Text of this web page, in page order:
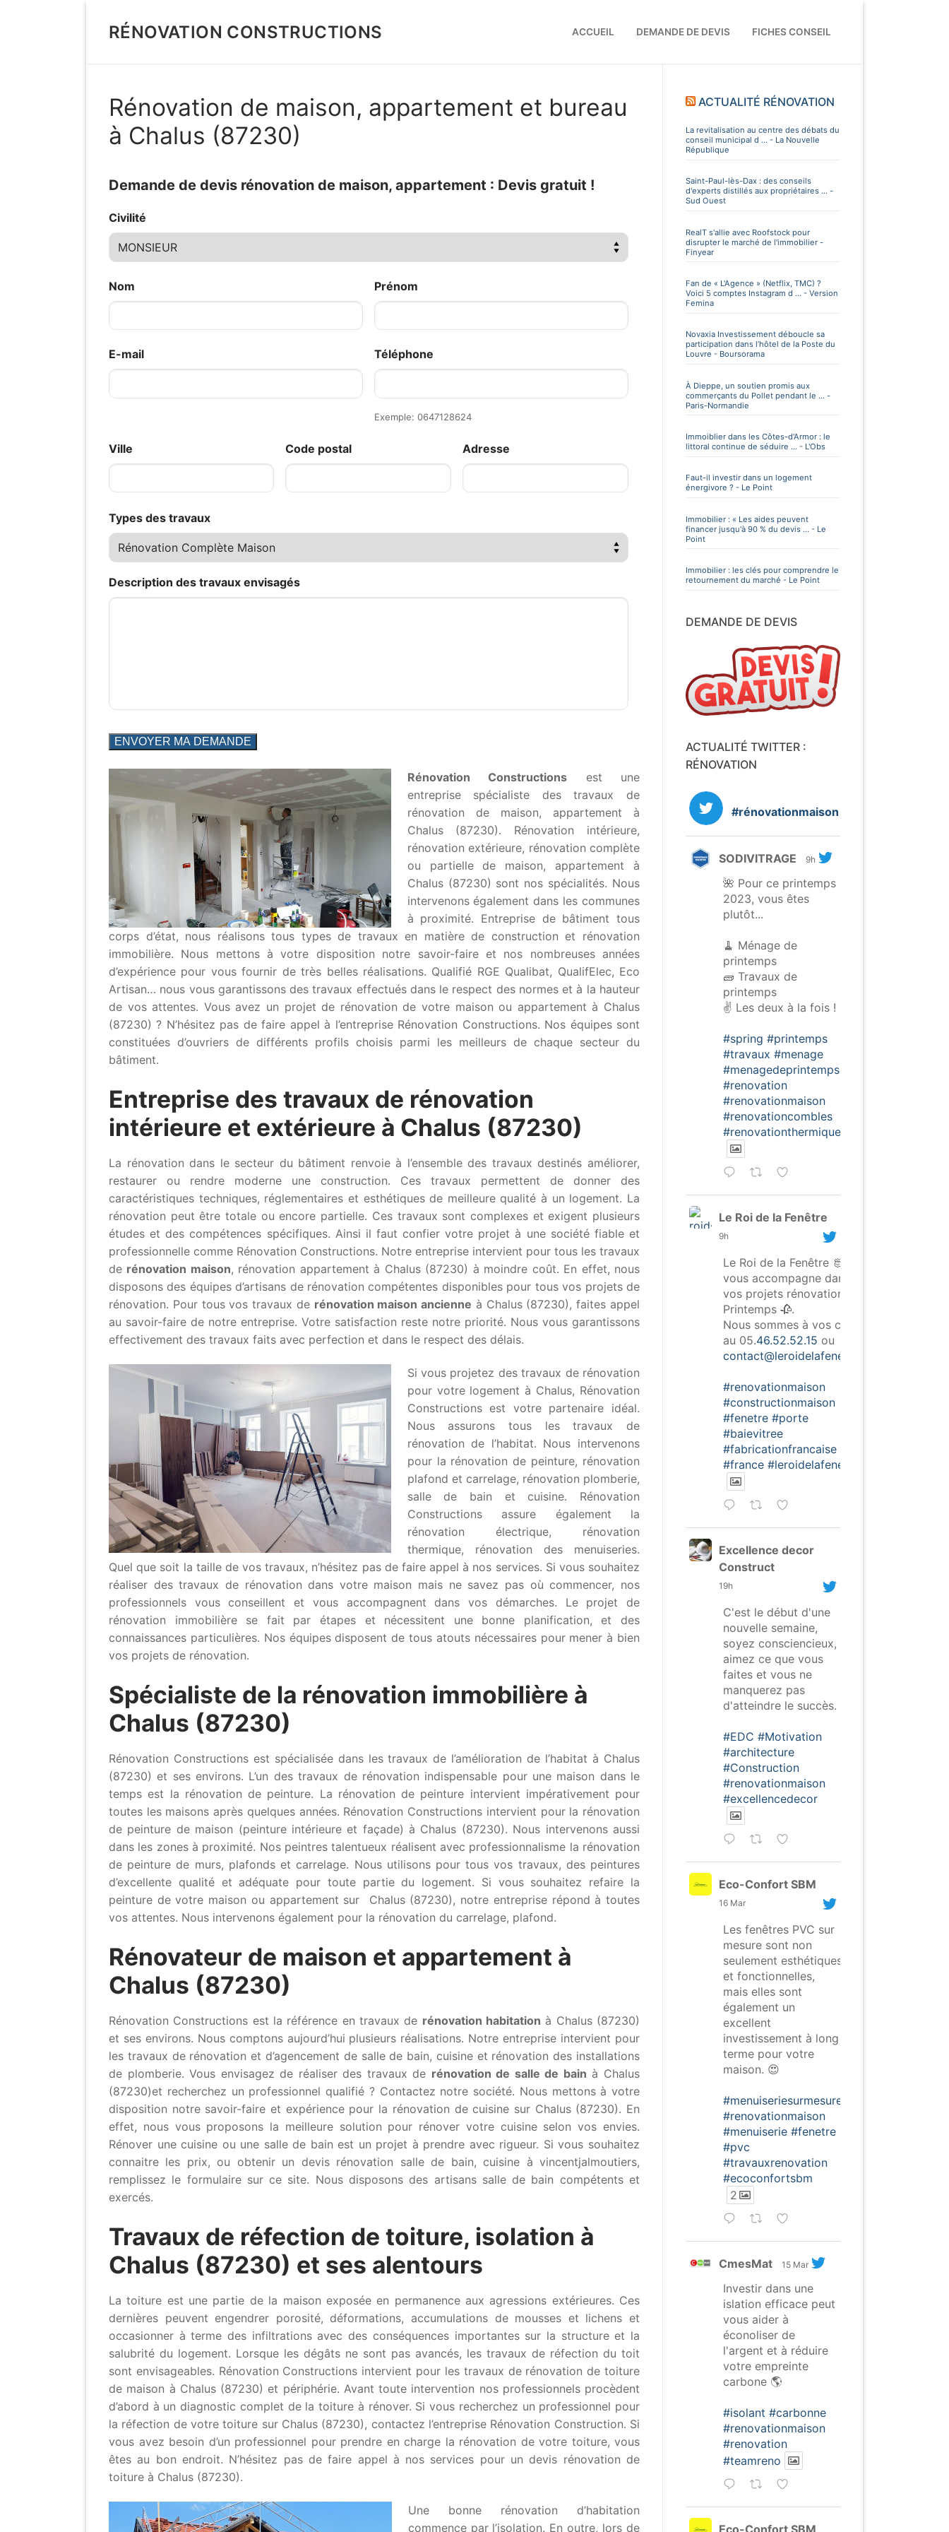
RÉNOVATION CONSTRUCTIONS ACCUEIL DEMANDE DE DEVIS FICHES CONSEIL
Rénovation de maison, appartement et bureau
à Chalus (87230)
Demande de devis rénovation de maison, appartement : Devis gratuit !
Civilité
Nom Prénom
E-mail Téléphone
Exemple: 0647128624
Ville Code postal Adresse
Types des travaux
Description des travaux envisagés
Rénovation Constructions est une
entreprise spécialiste des travaux de
rénovation de maison, appartement à
Chalus (87230). Rénovation intérieure,
rénovation extérieure, rénovation complète
ou partielle de maison, appartement à
Chalus (87230) sont nos spécialités. Nous
intervenons également dans les communes
à proximité. Entreprise de bâtiment tous
corps d’état, nous réalisons tous types de travaux en matière de construction et rénovation
immobilière. Nous mettons à votre disposition notre savoir-faire et nos nombreuses années
d’expérience pour vous fournir de très belles réalisations. Qualifié RGE Qualibat, QualifElec, Eco
Artisan… nous vous garantissons des travaux effectués dans le respect des normes et à la hauteur
de vos attentes. Vous avez un projet de rénovation de votre maison ou appartement à Chalus
(87230) ? N’hésitez pas de faire appel à l’entreprise Rénovation Constructions. Nos équipes sont
constituées d’ouvriers de différents profils choisis parmi les meilleurs de chaque secteur du
bâtiment.
Entreprise des travaux de rénovation
intérieure et extérieure à Chalus (87230)
La rénovation dans le secteur du bâtiment renvoie à l’ensemble des travaux destinés améliorer,
restaurer ou rendre moderne une construction. Ces travaux permettent de donner des
caractéristiques techniques, réglementaires et esthétiques de meilleure qualité à un logement. La
rénovation peut être totale ou encore partielle. Ces travaux sont complexes et exigent plusieurs
études et des compétences spécifiques. Ainsi il faut confier votre projet à une société fiable et
professionnelle comme Rénovation Constructions. Notre entreprise intervient pour tous les travaux
de rénovation maison, rénovation appartement à Chalus (87230) à moindre coût. En effet, nous
disposons des équipes d’artisans de rénovation compétentes disponibles pour tous vos projets de
rénovation. Pour tous vos travaux de rénovation maison ancienne à Chalus (87230), faites appel
au savoir-faire de notre entreprise. Votre satisfaction reste notre priorité. Nous vous garantissons
effectivement des travaux faits avec perfection et dans le respect des délais.
Si vous projetez des travaux de rénovation
pour votre logement à Chalus, Rénovation
Constructions est votre partenaire idéal.
Nous assurons tous les travaux de
rénovation de l’habitat. Nous intervenons
pour la rénovation de peinture, rénovation
plafond et carrelage, rénovation plomberie,
salle de bain et cuisine. Rénovation
Constructions assure également la
rénovation électrique, rénovation
thermique, rénovation des menuiseries.
Quel que soit la taille de vos travaux, n’hésitez pas de faire appel à nos services. Si vous souhaitez
réaliser des travaux de rénovation dans votre maison mais ne savez pas où commencer, nos
professionnels vous conseillent et vous accompagnent dans vos démarches. Le projet de
rénovation immobilière se fait par étapes et nécessitent une bonne planification, et des
connaissances particulières. Nos équipes disposent de tous atouts nécessaires pour mener à bien
vos projets de rénovation.
Spécialiste de la rénovation immobilière à
Chalus (87230)
Rénovation Constructions est spécialisée dans les travaux de l’amélioration de l’habitat à Chalus
(87230) et ses environs. L’un des travaux de rénovation indispensable pour une maison dans le
temps est la rénovation de peinture. La rénovation de peinture intervient impérativement pour
toutes les maisons après quelques années. Rénovation Constructions intervient pour la rénovation
de peinture de maison (peinture intérieure et façade) à Chalus (87230). Nous intervenons aussi
dans les zones à proximité. Nos peintres talentueux réalisent avec professionnalisme la rénovation
de peinture de murs, plafonds et carrelage. Nous utilisons pour tous vos travaux, des peintures
d’excellente qualité et adéquate pour toute partie du logement. Si vous souhaitez refaire la
peinture de votre maison ou appartement sur Chalus (87230), notre entreprise répond à toutes
vos attentes. Nous intervenons également pour la rénovation du carrelage, plafond.
Rénovateur de maison et appartement à
Chalus (87230)
Rénovation Constructions est la référence en travaux de rénovation habitation à Chalus (87230)
et ses environs. Nous comptons aujourd’hui plusieurs réalisations. Notre entreprise intervient pour
les travaux de rénovation et d’agencement de salle de bain, cuisine et rénovation des installations
de plomberie. Vous envisagez de réaliser des travaux de rénovation de salle de bain à Chalus
(87230)et recherchez un professionnel qualifié ? Contactez notre société. Nous mettons à votre
disposition notre savoir-faire et expérience pour la rénovation de cuisine sur Chalus (87230). En
effet, nous vous proposons la meilleure solution pour rénover votre cuisine selon vos envies.
Rénover une cuisine ou une salle de bain est un projet à prendre avec rigueur. Si vous souhaitez
connaitre les prix, ou obtenir un devis rénovation salle de bain, cuisine à vincentjalmoutiers,
remplissez le formulaire sur ce site. Nous disposons des artisans salle de bain compétents et
exercés.
Travaux de réfection de toiture, isolation à
Chalus (87230) et ses alentours
La toiture est une partie de la maison exposée en permanence aux agressions extérieures. Ces
dernières peuvent engendrer porosité, déformations, accumulations de mousses et lichens et
occasionner à terme des infiltrations avec des conséquences importantes sur la structure et la
salubrité du logement. Lorsque les dégâts ne sont pas avancés, les travaux de réfection du toit
sont envisageables. Rénovation Constructions intervient pour les travaux de rénovation de toiture
de maison à Chalus (87230) et périphérie. Avant toute intervention nos professionnels procèdent
d’abord à un diagnostic complet de la toiture à rénover. Si vous recherchez un professionnel pour
la réfection de votre toiture sur Chalus (87230), contactez l’entreprise Rénovation Construction. Si
vous avez besoin d’un professionnel pour prendre en charge la rénovation de votre toiture, vous
êtes au bon endroit. N’hésitez pas de faire appel à nos services pour un devis rénovation de
toiture à Chalus (87230).
Une bonne rénovation d’habitation
commence par l’isolation. En outre, lors de
ACTUALITÉ RÉNOVATION
La revitalisation au centre des débats du
conseil municipal d ... - La Nouvelle
République
Saint-Paul-lès-Dax : des conseils
d'experts distillés aux propriétaires ... -
Sud Ouest
RealT s'allie avec Roofstock pour
disrupter le marché de l'immobilier -
Finyear
Fan de « L'Agence » (Netflix, TMC) ?
Voici 5 comptes Instagram d ... - Version
Femina
Novaxia Investissement déboucle sa
participation dans l’hôtel de la Poste du
Louvre - Boursorama
À Dieppe, un soutien promis aux
commerçants du Pollet pendant le ... -
Paris-Normandie
Immoiblier dans les Côtes-d'Armor : le
littoral continue de séduire ... - L'Obs
Faut-il investir dans un logement
énergivore ? - Le Point
Immobilier : « Les aides peuvent
financer jusqu'à 90 % du devis ... - Le
Point
Immobilier : les clés pour comprendre le
retournement du marché - Le Point
DEMANDE DE DEVIS
ACTUALITÉ TWITTER :
RÉNOVATION
#rénovationmaison
SODIVITRAGE 9h
🌺 Pour ce printemps
2023, vous êtes
plutôt...
🧹 Ménage de
printemps
🧱 Travaux de
printemps
✌️ Les deux à la fois !
#spring #printemps
#travaux #menage
#menagedeprintemps
#renovation
#renovationmaison
#renovationcombles
#renovationthermique
Le Roi de la Fenêtre
9h
Le Roi de la Fenêtre 🫅
vous accompagne dans
vos projets rénovation de
Printemps 🥀.
Nous sommes à vos côtés
au 05.46.52.52.15 ou
contact@leroidelafenetre.fr
#renovationmaison
#constructionmaison
#fenetre #porte
#baievitree
#fabricationfrancaise
#france #leroidelafenetre
Excellence decor
Construct
19h
C'est le début d'une
nouvelle semaine,
soyez consciencieux,
aimez ce que vous
faites et vous ne
manquerez pas
d'atteindre le succès.
#EDC #Motivation
#architecture
#Construction
#renovationmaison
#excellencedecor
Eco-Confort SBM
16 Mar
Les fenêtres PVC sur
mesure sont non
seulement esthétiques
et fonctionnelles,
mais elles sont
également un
excellent
investissement à long
terme pour votre
maison. 😍
#menuiseriesurmesure
#renovationmaison
#menuiserie #fenetre
#pvc
#travauxrenovation
#ecoconfortsbm
2
CmesMat 15 Mar
Investir dans une
islation efficace peut
vous aider à
éconoliser de
l'argent et à réduire
votre empreinte
carbone 🌎
#isolant #carbonne
#renovationmaison
#renovation
#teamreno
Eco-Confort SBM